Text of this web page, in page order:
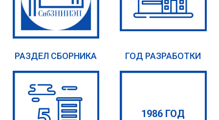
РАЗДЕЛ СБОРНИКА ГОД РАЗРАБОТКИ
1986 ГОД